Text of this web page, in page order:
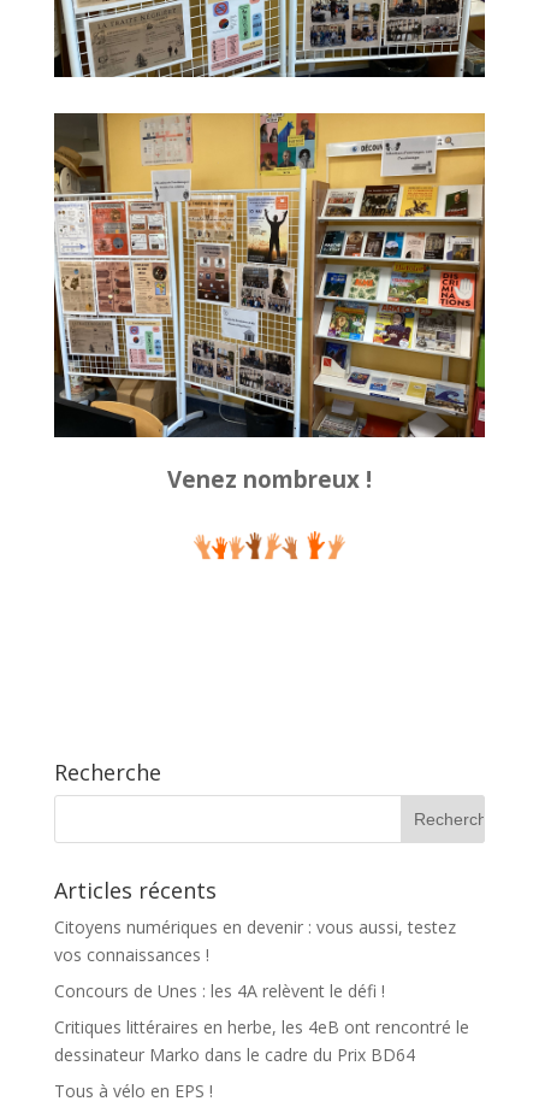
Venez nombreux !
Recherche
Articles récents
Citoyens numériques en devenir : vous aussi, testez
vos connaissances !
Concours de Unes : les 4A relèvent le défi !
Critiques littéraires en herbe, les 4eB ont rencontré le
dessinateur Marko dans le cadre du Prix BD64
Tous à vélo en EPS !